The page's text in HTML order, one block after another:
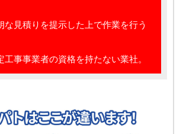
な見積りを提示した上で作業を行う
工事事業者の資格を持たない業社。